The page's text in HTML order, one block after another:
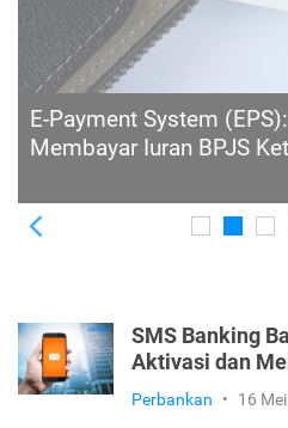
15 Pilihan Produk
BNI
SMS Banking
Aktivasi dan
Perbankan • 16